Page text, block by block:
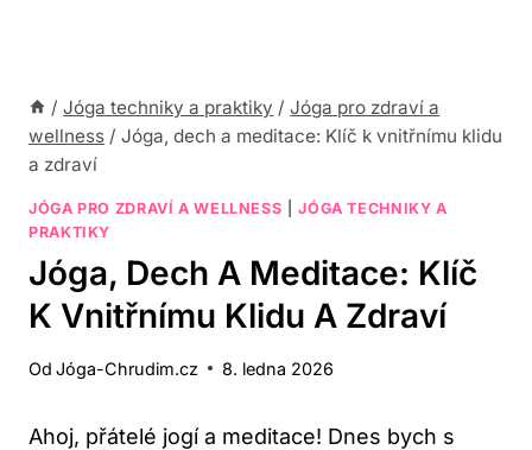
/ Jóga techniky a praktiky / Jóga pro zdraví a
wellness / Jóga, dech a meditace: Klíč k vnitřnímu klidu
a zdraví
JÓGA PRO ZDRAVÍ A WELLNESS |JÓGA TECHNIKY A
PRAKTIKY
Jóga, Dech A Meditace: Klíč
K Vnitřnímu Klidu A Zdraví
Od Jóga-Chrudim.cz 8. ledna 2026
Ahoj, přátelé jogí a meditace! Dnes bych s